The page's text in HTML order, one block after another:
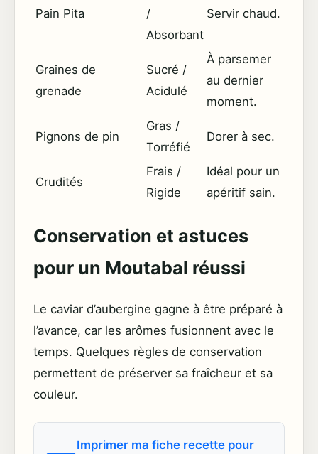
Pain Pita
/
Absorbant
Servir chaud.
Graines de
grenade
Sucré /
Acidulé
À parsemer
au dernier
moment.
Pignons de pin
Gras /
Torréfié
Dorer à sec.
Crudités
Frais /
Rigide
Idéal pour un
apéritif sain.
Conservation et astuces
pour un Moutabal réussi
Le caviar d’aubergine gagne à être préparé à
l’avance, car les arômes fusionnent avec le
temps. Quelques règles de conservation
permettent de préserver sa fraîcheur et sa
couleur.
Imprimer ma fiche recette pour